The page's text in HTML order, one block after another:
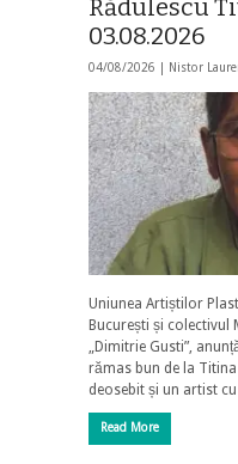
Rădulescu
03.08.2026
04/08/2026 | Nistor
Uniunea Artiștilor
București și colectivul
„Dimitrie Gusti”,
rămas bun de la
deosebit și un artist
Read More